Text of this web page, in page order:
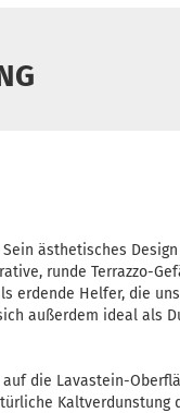
ästhetisches
runde Terrazzo-
erdende Helfer, die
außerdem ideal als
die Lavastein-
Kaltverdunstung